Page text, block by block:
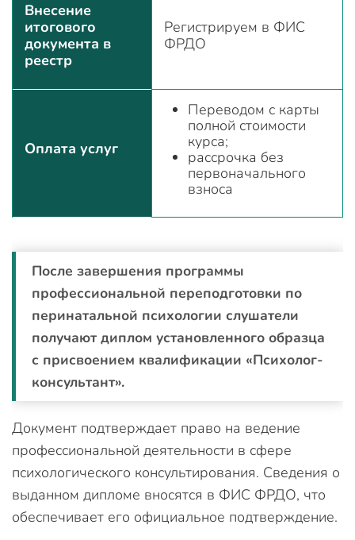
Внесение
итогового
документа в
реестр
Регистрируем в ФИС
ФРДО
Оплата услуг
Переводом с карты
полной стоимости
курса;
рассрочка без
первоначального
взноса
После завершения программы
профессиональной переподготовки по
перинатальной психологии слушатели
получают диплом установленного образца
с присвоением квалификации «Психолог-
консультант».
Документ подтверждает право на ведение
профессиональной деятельности в сфере
психологического консультирования. Сведения о
выданном дипломе вносятся в ФИС ФРДО, что
обеспечивает его официальное подтверждение.